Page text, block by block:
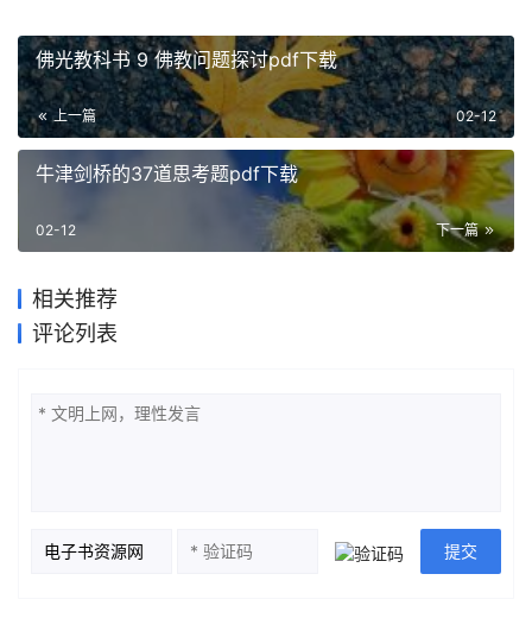
佛光教科书 9 佛教问题探讨pdf下载
上一篇 02-12
牛津剑桥的37道思考题pdf下载
下一篇
02-12
相关推荐
评论列表